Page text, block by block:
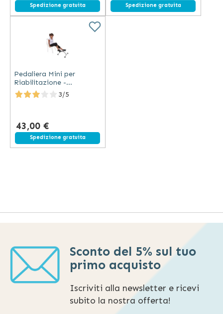
Spedizione gratuita Spedizione gratuita
Pedaliera Mini per
Riabilitazione -
Regolabile e Compatta
2,5 kg
3/5
43,00 €
Spedizione gratuita
Sconto del 5% sul tuo
primo acquisto
Iscriviti alla newsletter e ricevi
subito la nostra offerta!